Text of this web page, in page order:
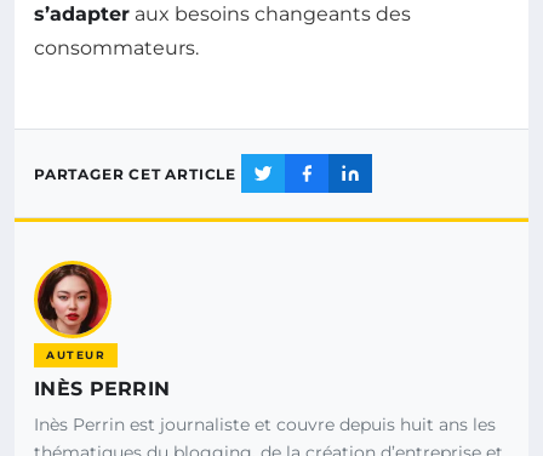
s’adapter aux besoins changeants des
consommateurs.
PARTAGER CET ARTICLE
AUTEUR
INÈS PERRIN
Inès Perrin est journaliste et couvre depuis huit ans les